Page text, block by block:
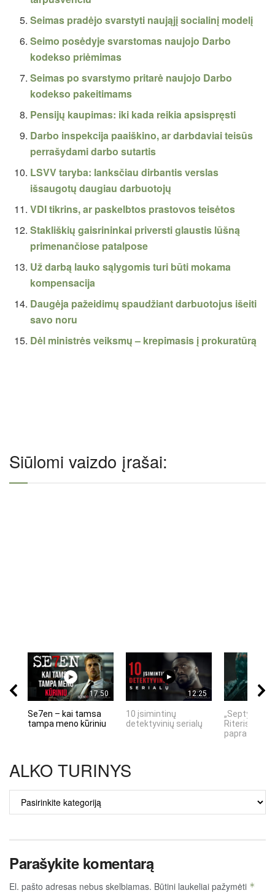
Seimas pradėjo svarstyti naująjį socialinį modelį
Seimo posėdyje svarstomas naujojo Darbo
kodekso priėmimas
Seimas po svarstymo pritarė naujojo Darbo
kodekso pakeitimams
Pensijų kaupimas: iki kada reikia apsispręsti
Darbo inspekcija paaiškino, ar darbdaviai teisūs
perrašydami darbo sutartis
LSVV taryba: lanksčiau dirbantis verslas
išsaugotų daugiau darbuotojų
VDI tikrins, ar paskelbtos prastovos teisėtos
Stakliškių gaisrininkai priversti glaustis lūšną
primenančiose patalpose
Už darbą lauko sąlygomis turi būti mokama
kompensacija
Daugėja pažeidimų spaudžiant darbuotojus išeiti
savo noru
Dėl ministrės veiksmų – krepimasis į prokuratūrą
Siūlomi vaizdo įrašai:
17:50
Se7en – kai tamsa
tampa meno kūriniu
12:25
10 įsimintinų
detektyvinių serialų
„Septynių
Riteris" – kai
ALKO TURINYS
TURINYS
Parašykite komentarą
El. pašto adresas nebus skelbiamas. Būtini laukeliai pažymėti *